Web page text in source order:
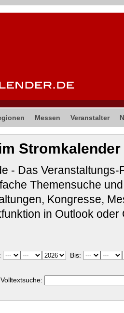
Messen Veranstalter
Stromkalender
- Das Veranstaltungs-
Themensuche
Kongresse,
in Outlook oder
Bis:
Volltextsuche: